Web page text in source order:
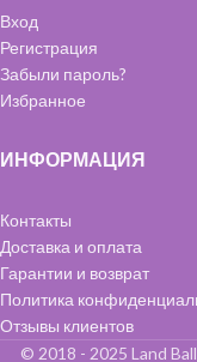
Вход
Регистрация
Забыли пароль?
Избранное
ИНФОРМАЦИЯ
Контакты
Доставка и оплата
Гарантии и возврат
Политика
Отзывы клиентов
© 2018 - 2025 Land